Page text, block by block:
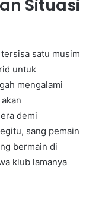
Situasi
satu musim
untuk
mengalami
demi
sang pemain
bermain di
klub lamanya